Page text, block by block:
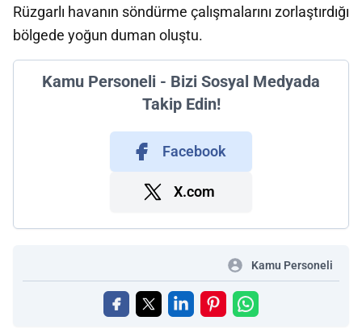
Rüzgarlı havanın söndürme çalışmalarını zorlaştırdığı
bölgede yoğun duman oluştu.
Kamu Personeli - Bizi Sosyal Medyada
Takip Edin!
Facebook
X.com
Kamu Personeli